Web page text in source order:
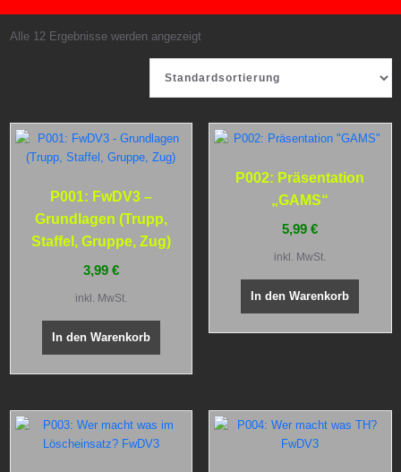
Alle 12 Ergebnisse werden angezeigt
P001: FwDV3 –
Grundlagen (Trupp,
Staffel, Gruppe, Zug)
3,99 €
inkl. MwSt.
In den Warenkorb
P002: Präsentation
„GAMS“
5,99€
inkl. MwSt.
In den Warenkorb